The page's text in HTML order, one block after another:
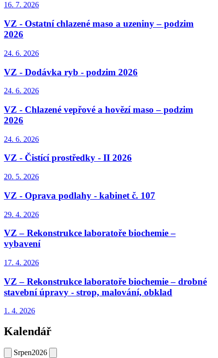
16. 7. 2026
VZ - Ostatní chlazené maso a uzeniny – podzim
2026
24. 6. 2026
VZ - Dodávka ryb - podzim 2026
24. 6. 2026
VZ - Chlazené vepřové a hovězí maso – podzim
2026
24. 6. 2026
VZ - Čistící prostředky - II 2026
20. 5. 2026
VZ - Oprava podlahy - kabinet č. 107
29. 4. 2026
VZ – Rekonstrukce laboratoře biochemie –
vybavení
17. 4. 2026
VZ – Rekonstrukce laboratoře biochemie – drobné
stavební úpravy - strop, malování, obklad
1. 4. 2026
Kalendář
Srpen2026